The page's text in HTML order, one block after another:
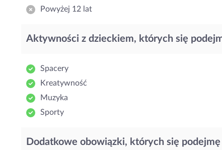
Powyżej 12 lat
Aktywności z dzieckiem, których się
Spacery
Kreatywność
Muzyka
Sporty
Dodatkowe obowiązki, których się podejmę